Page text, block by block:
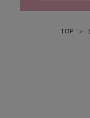
TOP ＞